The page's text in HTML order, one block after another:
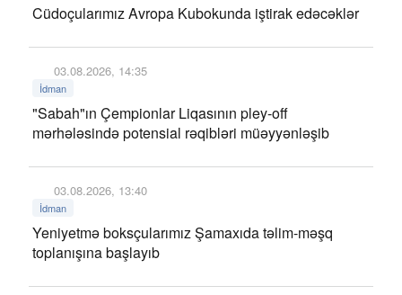
Cüdoçularımız Avropa Kubokunda iştirak edəcəklər
03.08.2026, 14:35
İdman
"Sabah"ın Çempionlar Liqasının pley-off
mərhələsində potensial rəqibləri müəyyənləşib
03.08.2026, 13:40
İdman
Yeniyetmə boksçularımız Şamaxıda təlim-məşq
toplanışına başlayıb